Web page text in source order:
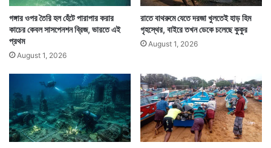
পুলিশ তাকে এরপর মুক্তিপণ চেয়ে মেসেজটি লিখতে বলে। লিখতে
গিয়ে একই ভুল করে পেশায় শ্রমিক সন্দীপ। ডেথ বানানটা
ডিইএটিএইচ না লিখে ডিইটিএইচ লেখার ভুলটা করে সে।
গঙ্গার ওপর তৈরি হল হেঁটে পারাপার করার
কাচের কেবল সাসপেনশন ব্রিজ, ভারতে এই
প্রথম
August 1, 2026
রাতে বাথরুমে যেতে দরজা খুলতেই হাড় হিম
গৃহস্থের, বাইরে তখন ডেকে চলেছে কুকুর
August 1, 2026